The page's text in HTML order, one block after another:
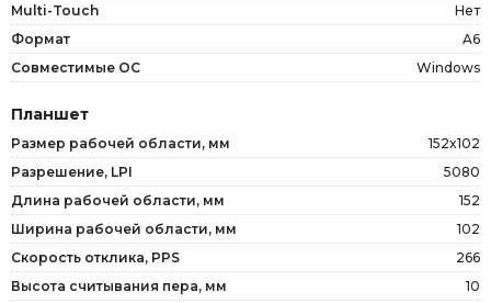
Multi-Touch
Нет
Формат
A6
Совместимые OC
Windows
Планшет
Размер рабочей области, мм
152x102
Разрешение, LPI
5080
Длина рабочей области, мм
152
Ширина рабочей области, мм
102
Скорость отклика, PPS
266
Высота считывания пера, мм
10